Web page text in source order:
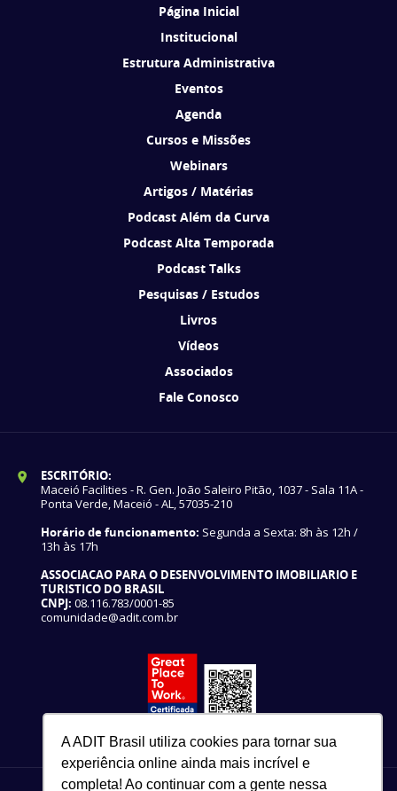
A ADIT Brasil utiliza cookies para tornar sua
experiência online ainda mais incrível e
completa! Ao continuar com a gente nessa
Página Inicial
Institucional
Estrutura Administrativa
Eventos
Agenda
Cursos e Missões
Webinars
Artigos / Matérias
Podcast Além da Curva
Podcast Alta Temporada
Podcast Talks
Pesquisas / Estudos
Livros
Vídeos
Associados
Fale Conosco
ESCRITÓRIO:
Maceió Facilities - R. Gen. João Saleiro Pitão, 1037 - Sala 11A -
Ponta Verde, Maceió - AL, 57035-210
Horário de funcionamento: Segunda a Sexta: 8h às 12h /
13h às 17h
ASSOCIACAO PARA O DESENVOLVIMENTO IMOBILIARIO E
TURISTICO DO BRASIL
CNPJ: 08.116.783/0001-85
comunidade@adit.com.br